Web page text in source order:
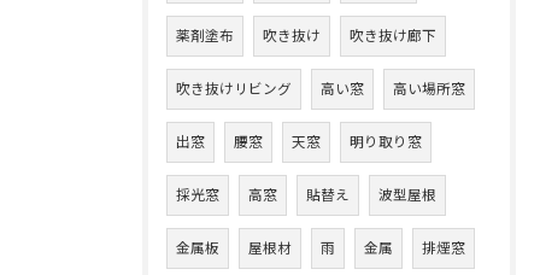
薬剤塗布 吹き抜け 吹き抜け廊下
吹き抜けリビング 高い窓 高い場所窓
出窓 腰窓 天窓 明り取り窓
採光窓 高窓 貼替え 波型屋根
金属板 屋根材 雨 金属 排煙窓